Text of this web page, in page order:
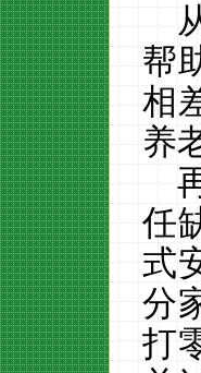
帮
相
养
任
式
分
打